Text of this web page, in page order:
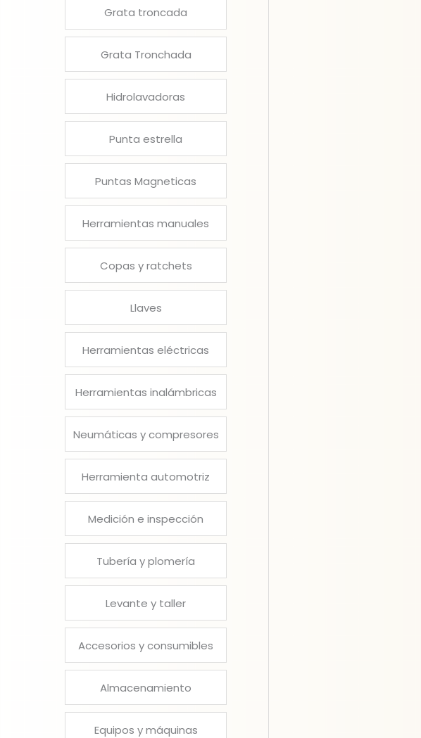
Grata troncada
Grata Tronchada
Hidrolavadoras
Punta estrella
Puntas Magneticas
Herramientas manuales
Copas y ratchets
Llaves
Herramientas eléctricas
Herramientas inalámbricas
Neumáticas y compresores
Herramienta automotriz
Medición e inspección
Tubería y plomería
Levante y taller
Accesorios y consumibles
Almacenamiento
Equipos y máquinas